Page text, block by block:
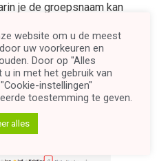
je de groepsnaam kan
kan je de naam wijzigen
langs de leden.
website om u de meest
uw voorkeuren en
Door op "Alles
in met het gebruik van
instellingen"
toestemming te geven.
alles